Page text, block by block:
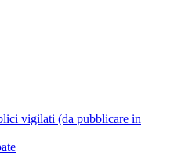
vigilati (da pubblicare in